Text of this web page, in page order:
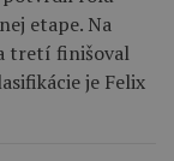
etape. Na
tretí finišoval
je Felix